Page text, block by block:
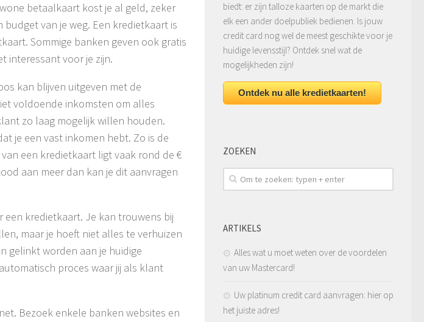
betaalkaart kost je al geld, zeker
van je weg. Een kredietkaart is
Sommige banken geven ook gratis
interessant voor je zijn.
kan blijven uitgeven met de
voldoende inkomsten om alles
zo laag mogelijk willen houden.
je een vast inkomen hebt. Zo is de
een kredietkaart ligt vaak rond de €
aan meer dan kan je dit aanvragen
kredietkaart. Je kan trouwens bij
maar je hoeft niet alles te verhuizen
gelinkt worden aan je huidige
proces waar jij als klant
Bezoek enkele banken websites en
biedt: er zijn talloze kaarten op de markt die
elk een ander doelpubliek bedienen. Is jouw
credit card nog wel de meest geschikte voor je
huidige levensstijl? Ontdek snel wat de
mogelijkheden zijn!
Ontdek nu alle kredietkaarten!
ZOEKEN
ARTIKELS
Alles wat u moet weten over de voordelen
van uw Mastercard!
Uw platinum credit card aanvragen: hier op
het juiste adres!